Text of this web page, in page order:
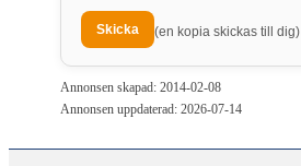
(en kopia skickas till dig)
Annonsen skapad: 2014-02-08
Annonsen uppdaterad: 2026-07-14